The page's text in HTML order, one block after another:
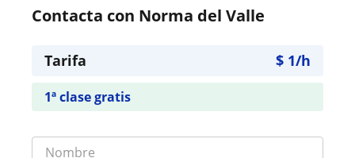
Contacta con Norma del Valle
Tarifa $ 1/h
1ª clase gratis